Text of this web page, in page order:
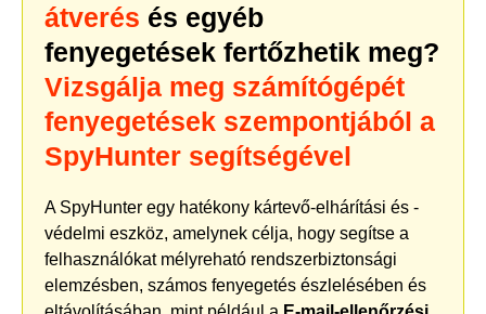
átverés és egyéb
fenyegetések fertőzhetik meg?
Vizsgálja meg számítógépét
fenyegetések szempontjából a
SpyHunter segítségével
A SpyHunter egy hatékony kártevő-elhárítási és -
védelmi eszköz, amelynek célja, hogy segítse a
felhasználókat mélyreható rendszerbiztonsági
elemzésben, számos fenyegetés észlelésében és